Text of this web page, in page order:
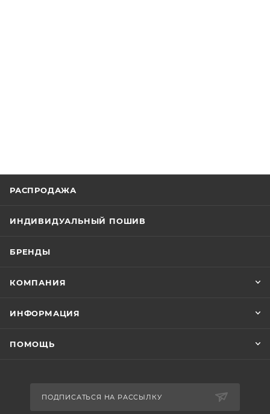
РАСПРОДАЖА
ИНДИВИДУАЛЬНЫЙ ПОШИВ
БРЕНДЫ
КОМПАНИЯ
ИНФОРМАЦИЯ
ПОМОЩЬ
ПОДПИСАТЬСЯ НА РАССЫЛКУ